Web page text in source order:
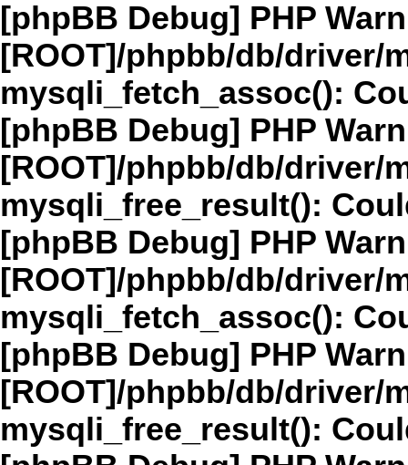
[phpBB Debug] PHP
[ROOT]/phpbb/db/driver/
mysqli_fetch_assoc():
[phpBB Debug] PHP
[ROOT]/phpbb/db/driver/
mysqli_free_result():
[phpBB Debug] PHP
[ROOT]/phpbb/db/driver/
mysqli_fetch_assoc():
[phpBB Debug] PHP
[ROOT]/phpbb/db/driver/
mysqli_free_result():